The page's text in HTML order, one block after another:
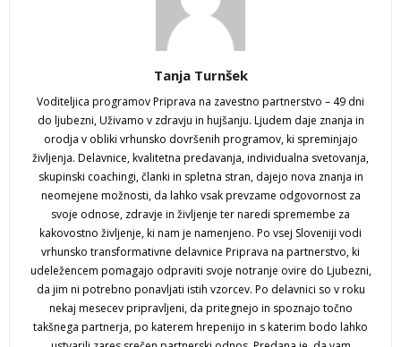
Tanja Turnšek
Voditeljica programov Priprava na zavestno partnerstvo – 49 dni
do ljubezni, Uživamo v zdravju in hujšanju. Ljudem daje znanja in
orodja v obliki vrhunsko dovršenih programov, ki spreminjajo
življenja. Delavnice, kvalitetna predavanja, individualna svetovanja,
skupinski coachingi, članki in spletna stran, dajejo nova znanja in
neomejene možnosti, da lahko vsak prevzame odgovornost za
svoje odnose, zdravje in življenje ter naredi spremembe za
kakovostno življenje, ki nam je namenjeno. Po vsej Sloveniji vodi
vrhunsko transformativne delavnice Priprava na partnerstvo, ki
udeležencem pomagajo odpraviti svoje notranje ovire do Ljubezni,
da jim ni potrebno ponavljati istih vzorcev. Po delavnici so v roku
nekaj mesecev pripravljeni, da pritegnejo in spoznajo točno
takšnega partnerja, po katerem hrepenijo in s katerim bodo lahko